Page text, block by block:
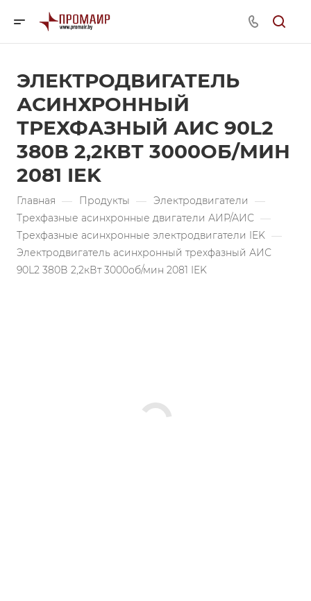
ЭЛЕКТРОДВИГАТЕЛЬ
АСИНХРОННЫЙ
ТРЕХФАЗНЫЙ АИС 90L2
380В 2,2КВТ 3000ОБ/МИН
2081 IEK
Главная — Продукты — Электродвигатели —
Трехфазные асинхронные двигатели АИР/АИС —
Трехфазные асинхронные электродвигатели IEK —
Электродвигатель асинхронный трехфазный АИС
90L2 380В 2,2кВт 3000об/мин 2081 IEK